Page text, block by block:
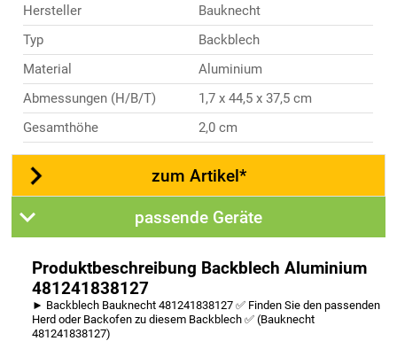
Hersteller
Bauknecht
Typ
Backblech
Material
Aluminium
Abmessungen (H/B/T)
1,7 x 44,5 x 37,5 cm
Gesamthöhe
2,0 cm
zum Artikel*
passende Geräte
Produktbeschreibung Backblech Aluminium
481241838127
► Backblech Bauknecht 481241838127 ✅ Finden Sie den passenden
Herd oder Backofen zu diesem Backblech ✅ (Bauknecht
481241838127)